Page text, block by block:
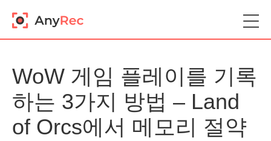
WoW 게임 플레이를 기록
하는 3가지 방법 – Land
of Orcs에서 메모리 절약